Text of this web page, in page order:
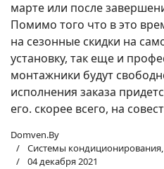
марте или после
Помимо того что в это
на сезонные скидки на
установку, так еще и
монтажники будут
исполнения заказа
его. скорее всего, на
Domven.By
Системы
04 декабря 2021